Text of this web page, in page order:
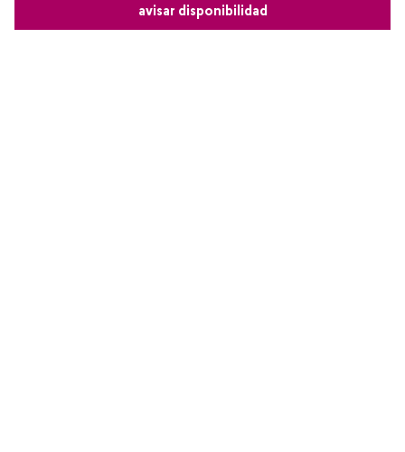
avisar disponibilidad